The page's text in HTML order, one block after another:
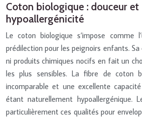
Coton biologique : douceur et
hypoallergénicité
Le coton biologique s’impose comme
prédilection pour les peignoirs enfants.
ni produits chimiques nocifs en fait un
les plus sensibles. La fibre de coton
incomparable et une excellente
étant naturellement hypoallergénique.
particulièrement ces qualités pour